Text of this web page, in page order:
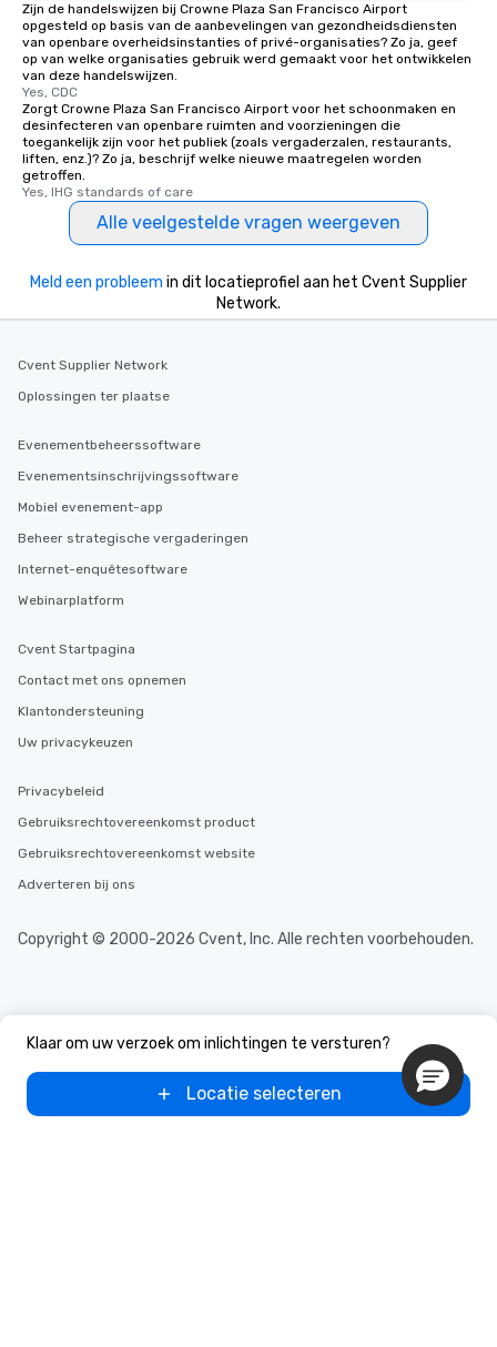
Zijn de handelswijzen bij Crowne Plaza San Francisco Airport
opgesteld op basis van de aanbevelingen van gezondheidsdiensten
van openbare overheidsinstanties of privé-organisaties? Zo ja, geef
op van welke organisaties gebruik werd gemaakt voor het ontwikkelen
van deze handelswijzen.
Yes, CDC
Zorgt Crowne Plaza San Francisco Airport voor het schoonmaken en
desinfecteren van openbare ruimten and voorzieningen die
toegankelijk zijn voor het publiek (zoals vergaderzalen, restaurants,
liften, enz.)? Zo ja, beschrijf welke nieuwe maatregelen worden
getroffen.
Yes, IHG standards of care
Alle veelgestelde vragen weergeven
Klaar om uw verzoek om inlichtingen te versturen?
Locatie selecteren
Meld een probleem in dit locatieprofiel aan het Cvent Supplier
Network.
Cvent Supplier Network
Oplossingen ter plaatse
Evenementbeheerssoftware
Evenementsinschrijvingssoftware
Mobiel evenement-app
Beheer strategische vergaderingen
Internet-enquêtesoftware
Webinarplatform
Cvent Startpagina
Contact met ons opnemen
Klantondersteuning
Uw privacykeuzen
Privacybeleid
Gebruiksrechtovereenkomst product
Gebruiksrechtovereenkomst website
Adverteren bij ons
Copyright © 2000-2026 Cvent, Inc. Alle rechten voorbehouden.